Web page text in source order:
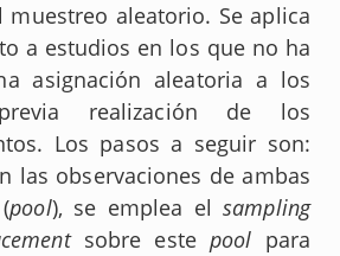
muestreo aleatorio. Se aplica
a estudios en los que no ha
asignación aleatoria a los
realización de los
Los pasos a seguir son:
las observaciones de ambas
pool), se emplea elsampling
sobre estepool para